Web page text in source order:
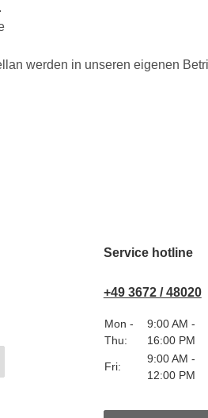
werden in unseren eigenen
Service hotline
+49 3672 / 48020
Mon -
Thu:
9:00 AM -
16:00 PM
Fri:
9:00 AM -
12:00 PM